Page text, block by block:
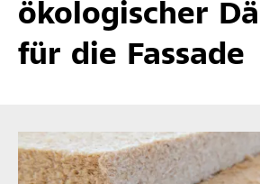
ökologischer
für die Fassade